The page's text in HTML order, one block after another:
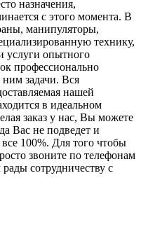
назначения,
с этого момента. В
манипуляторы,
технику,
услуги опытного
профессионально
задачи. Вся
нашей
в идеальном
заказ у нас, Вы можете
Вас не подведет и
100%. Для того чтобы
звоните по телефонам
сотрудничеству с